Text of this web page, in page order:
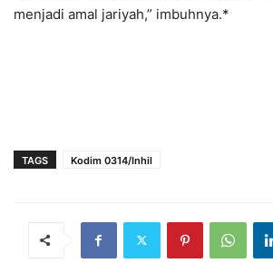
menjadi amal jariyah,” imbuhnya.*
TAGS Kodim 0314/Inhil